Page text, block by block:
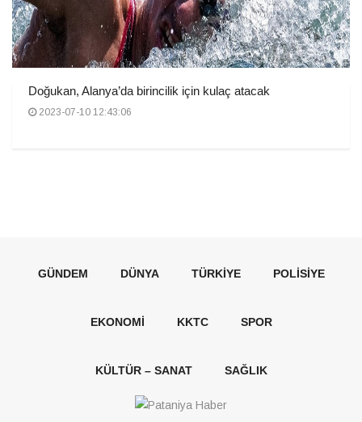
Doğukan, Alanya’da birincilik için kulaç atacak
2023-07-10 12:43:06
GÜNDEM DÜNYA TÜRKIYE POLISIYE
EKONOMI KKTC SPOR
KÜLTÜR – SANAT SAĞLIK